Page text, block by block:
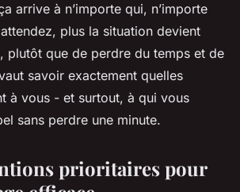
arrive à n’importe qui, n’importe
plus la situation devient
plutôt que de perdre du temps et de
savoir exactement quelles
à vous - et surtout, à qui vous
sans perdre une minute.
prioritaires pour